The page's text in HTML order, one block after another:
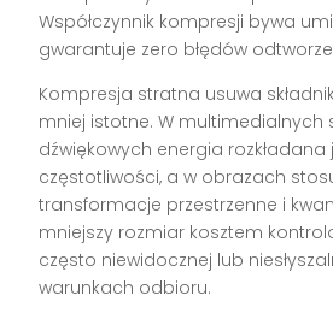
Współczynnik kompresji bywa
gwarantuje zero błędów
Kompresja stratna usuwa
mniej istotne. W multimedialnych
dźwiękowych energia
częstotliwości, a w obrazach
transformacje przestrzenne i
mniejszy rozmiar kosztem
często niewidocznej lub
warunkach odbioru.